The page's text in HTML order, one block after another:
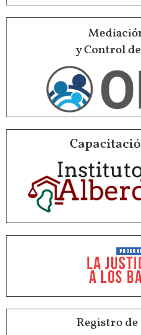
y Control
Registro